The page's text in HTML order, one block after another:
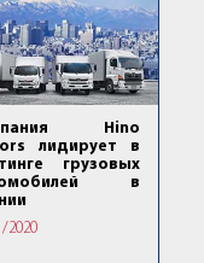
Hino
лидирует в
грузовых
в
2020